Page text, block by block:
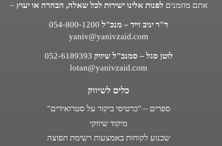
אתם מוזמנים לפנות אלינו ישירות לכל שאלה, הבהרה או יעוץ –
ד"ר יניב זייד – מנכ"ל 054-800-1200
yaniv@yanivzaid.com
לוטן סגל – סמנכ"ל שיווק 052-6189393
lotan@yanivzaid.com
כלים לשיווק
ספרים – "כרטיסי ביקור על סטרואידים"
מיקוד שיווקי
שכנוע לקוחות באמצעות רשימת תפוצה